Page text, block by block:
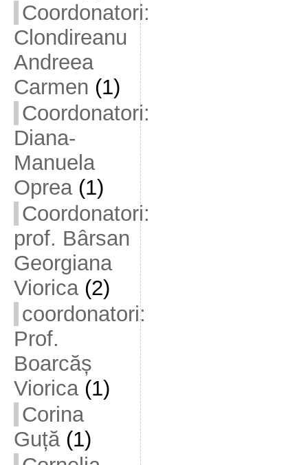
Coordonatori:
Clondireanu
Andreea
Carmen (1)
Coordonatori:
Diana-
Manuela
Oprea(1)
Coordonatori:
prof. Bârsan
Georgiana
Viorica(2)
coordonatori:
Prof.
Boarcăș
Viorica(1)
Corina
Guță(1)